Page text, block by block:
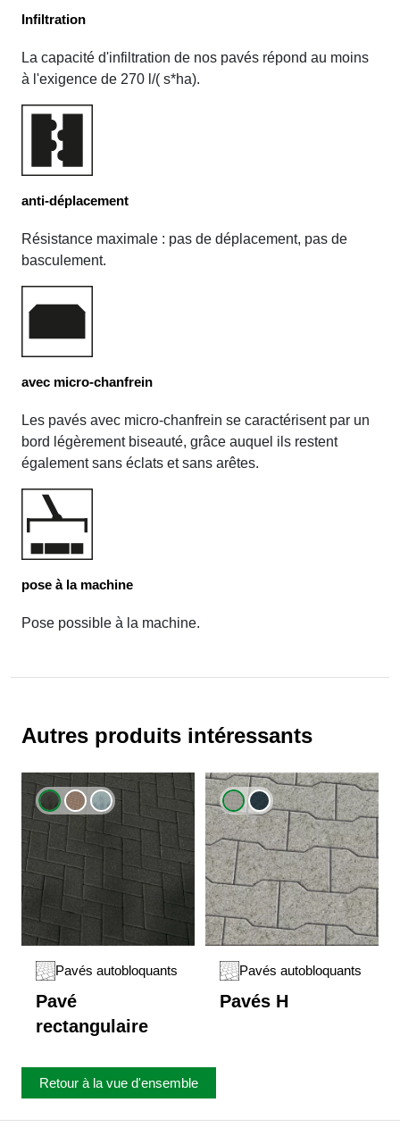
Infiltration
La capacité d'infiltration de nos pavés répond au moins
à l'exigence de 270 l/( s*ha).
anti-déplacement
Résistance maximale : pas de déplacement, pas de
basculement.
avec micro-chanfrein
Les pavés avec micro-chanfrein se caractérisent par un
bord légèrement biseauté, grâce auquel ils restent
également sans éclats et sans arêtes.
pose à la machine
Pose possible à la machine.
Autres produits intéressants
Pavés autobloquants
Pavé
rectangulaire
Pavés autobloquants
Pavés H
Retour à la vue d'ensemble